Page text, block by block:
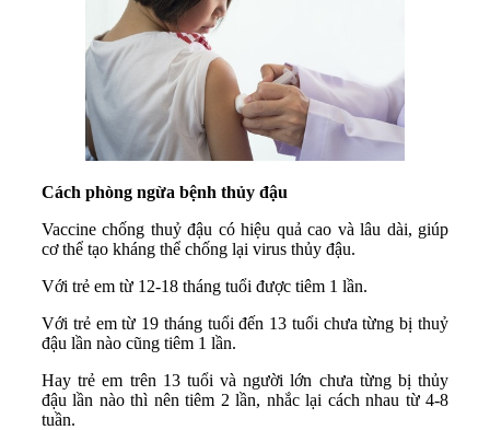
Cách phòng ngừa bệnh thủy đậu
Vaccine chống thuỷ đậu có hiệu quả cao và lâu dài, giúp
cơ thể tạo kháng thể chống lại virus thủy đậu.
Với trẻ em từ 12-18 tháng tuổi được tiêm 1 lần.
Với trẻ em từ 19 tháng tuổi đến 13 tuổi chưa từng bị thuỷ
đậu lần nào cũng tiêm 1 lần.
Hay trẻ em trên 13 tuổi và người lớn chưa từng bị thủy
đậu lần nào thì nên tiêm 2 lần, nhắc lại cách nhau từ 4-8
tuần.